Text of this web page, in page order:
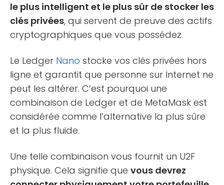
le plus intelligent et le plus sûr de stocker les
clés privées, qui servent de preuve des actifs
cryptographiques que vous possédez.
Le Ledger Nano stocke vos clés privées hors
ligne et garantit que personne sur Internet ne
peut les altérer. C’est pourquoi une
combinaison de Ledger et de MetaMask est
considérée comme l’alternative la plus sûre
et la plus fluide.
Une telle combinaison vous fournit un U2F
physique. Cela signifie que vous devrez